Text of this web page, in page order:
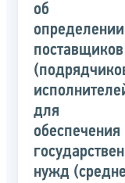
об
определении
поставщиков
для
обеспечения
нужд